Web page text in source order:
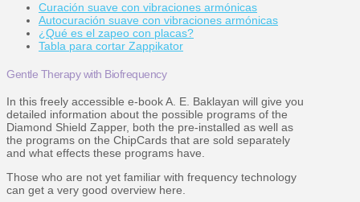
Curación suave con vibraciones armónicas
Autocuración suave con vibraciones armónicas
¿Qué es el zapeo con placas?
Tabla para cortar Zappikator
Gentle Therapy with Biofrequency
In this freely accessible e-book A. E. Baklayan will give you
detailed information about the possible programs of the
Diamond Shield Zapper, both the pre-installed as well as
the programs on the ChipCards that are sold separately
and what effects these programs have.
Those who are not yet familiar with frequency technology
can get a very good overview here.